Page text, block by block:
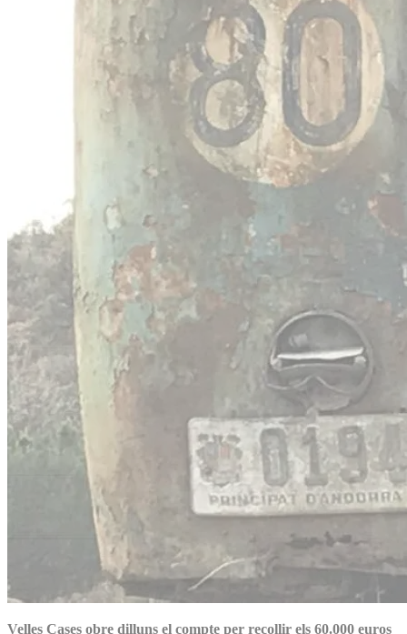
Velles Cases obre dilluns el compte per recollir els 60.000 euros